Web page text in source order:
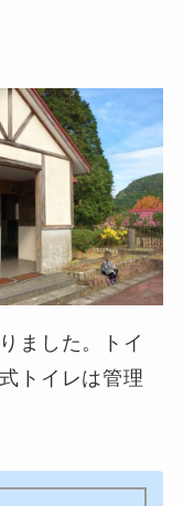
ました。トイ
トイレは管理